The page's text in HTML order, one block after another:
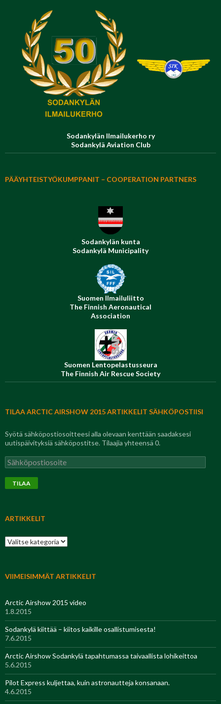
Sodankylän Ilmailukerho ry
Sodankylä Aviation Club
PÄÄYHTEISTYÖKUMPPANIT – COOPERATION PARTNERS
Sodankylän kunta
Sodankylä Municipality
Suomen Ilmailuliitto
The Finnish Aeronautical
Association
Suomen Lentopelastusseura
The Finnish Air Rescue Society
TILAA ARCTIC AIRSHOW 2015 ARTIKKELIT SÄHKÖPOSTIISI
Syötä sähköpostiosoitteesi alla olevaan kenttään saadaksesi
uutispäivityksiä sähköpostitse. Tilaajia yhteensä 0.
Sähköpostiosoite
TILAA
ARTIKKELIT
Artikkelit
VIIMEISIMMÄT ARTIKKELIT
Arctic Airshow 2015 video
1.8.2015
Sodankylä kiittää – kiitos kaikille osallistumisesta!
7.6.2015
Arctic Airshow Sodankylä tapahtumassa taivaallista lohikeittoa
5.6.2015
Pilot Express kuljettaa, kuin astronautteja konsanaan.
4.6.2015